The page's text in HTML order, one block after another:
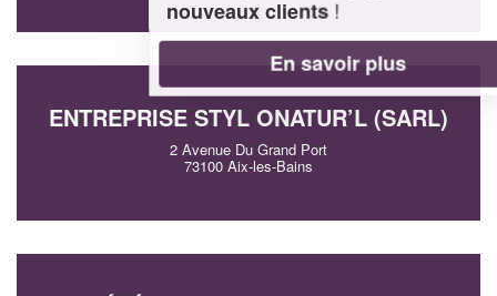
ENTREPRISE STYL ONATUR’L (SARL)
2 Avenue Du Grand Port
73100 Aix-les-Bains
nouveaux clients!
En savoir plus